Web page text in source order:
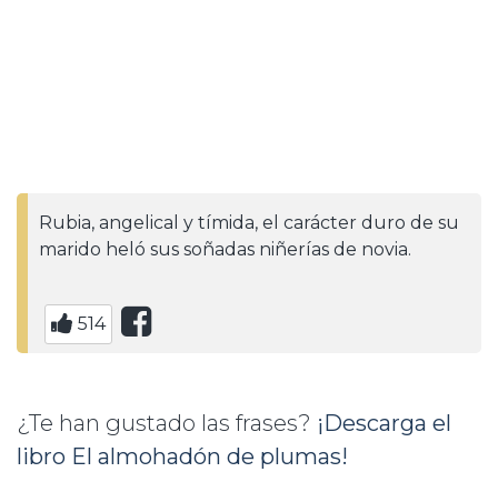
Rubia, angelical y tímida, el carácter duro de su
marido heló sus soñadas niñerías de novia.
514
¿Te han gustado las frases? ¡Descarga el
libro El almohadón de plumas!